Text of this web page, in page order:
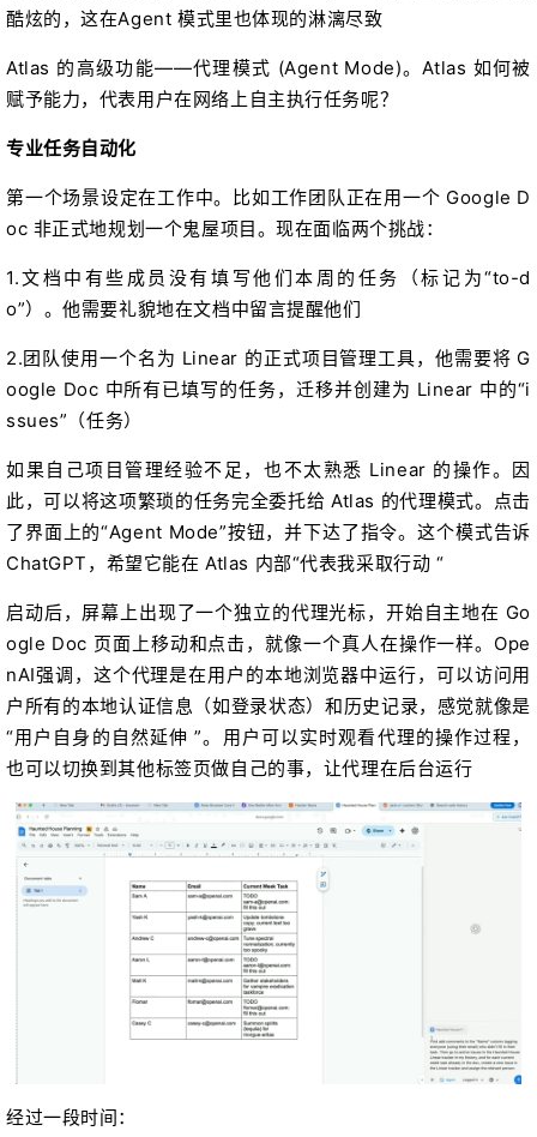
酷炫的，这在Agent 模式里也体现的淋漓尽致
Atlas 的高级功能——代理模式 (Agent Mode)。Atlas 如何被
赋予能力，代表用户在网络上自主执行任务呢？
专业任务自动化
第一个场景设定在工作中。比如工作团队正在用一个 Google D
oc 非正式地规划一个鬼屋项目。现在面临两个挑战：
1.文档中有些成员没有填写他们本周的任务（标记为“to-d
o”）。他需要礼貌地在文档中留言提醒他们
2.团队使用一个名为 Linear 的正式项目管理工具，他需要将 G
oogle Doc 中所有已填写的任务，迁移并创建为 Linear 中的“i
ssues”（任务）
如果自己项目管理经验不足，也不太熟悉 Linear 的操作。因
此，可以将这项繁琐的任务完全委托给 Atlas 的代理模式。点击
了界面上的“Agent Mode”按钮，并下达了指令。这个模式告诉
ChatGPT，希望它能在 Atlas 内部“代表我采取行动 “
启动后，屏幕上出现了一个独立的代理光标，开始自主地在 Go
ogle Doc 页面上移动和点击，就像一个真人在操作一样。Ope
nAI强调，这个代理是在用户的本地浏览器中运行，可以访问用
户所有的本地认证信息（如登录状态）和历史记录，感觉就像是
“用户自身的自然延伸 ”。用户可以实时观看代理的操作过程，
也可以切换到其他标签页做自己的事，让代理在后台运行
经过一段时间：